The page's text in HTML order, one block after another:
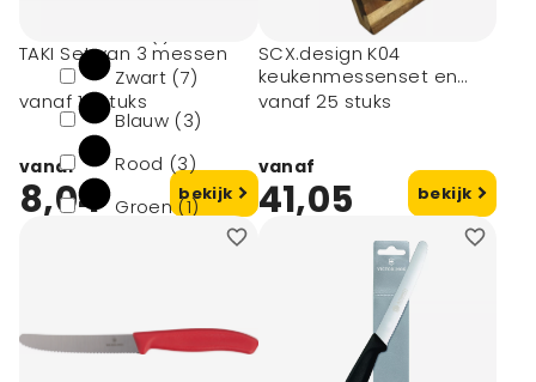
Zwart (7)
Blauw (3)
Rood (3)
Groen (1)
Minimale afname
TAKI Set van 3 messen
vanaf 10 stuks
vanaf
8,04 bekijk
SCX.design K04
keukenmessenset en
snijplank
vanaf 25 stuks
vanaf
41,05 bekijk